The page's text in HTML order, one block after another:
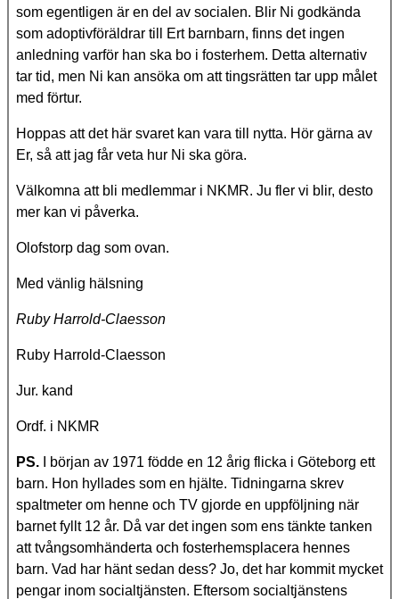
som egentligen är en del av socialen. Blir Ni godkända
som adoptivföräldrar till Ert barnbarn, finns det ingen
anledning varför han ska bo i fosterhem. Detta alternativ
tar tid, men Ni kan ansöka om att tingsrätten tar upp målet
med förtur.
Hoppas att det här svaret kan vara till nytta. Hör gärna av
Er, så att jag får veta hur Ni ska göra.
Välkomna att bli medlemmar i NKMR. Ju fler vi blir, desto
mer kan vi påverka.
Olofstorp dag som ovan.
Med vänlig hälsning
Ruby Harrold-Claesson
Ruby Harrold-Claesson
Jur. kand
Ordf. i NKMR
PS. I början av 1971 födde en 12 årig flicka i Göteborg ett
barn. Hon hyllades som en hjälte. Tidningarna skrev
spaltmeter om henne och TV gjorde en uppföljning när
barnet fyllt 12 år. Då var det ingen som ens tänkte tanken
att tvångsomhänderta och fosterhemsplacera hennes
barn. Vad har hänt sedan dess? Jo, det har kommit mycket
pengar inom socialtjänsten. Eftersom socialtjänstens